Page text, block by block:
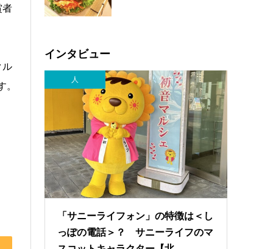
インタビュー
人
「サニーライフォン」の特徴は＜し
っぽの電話＞？ サニーライフのマ